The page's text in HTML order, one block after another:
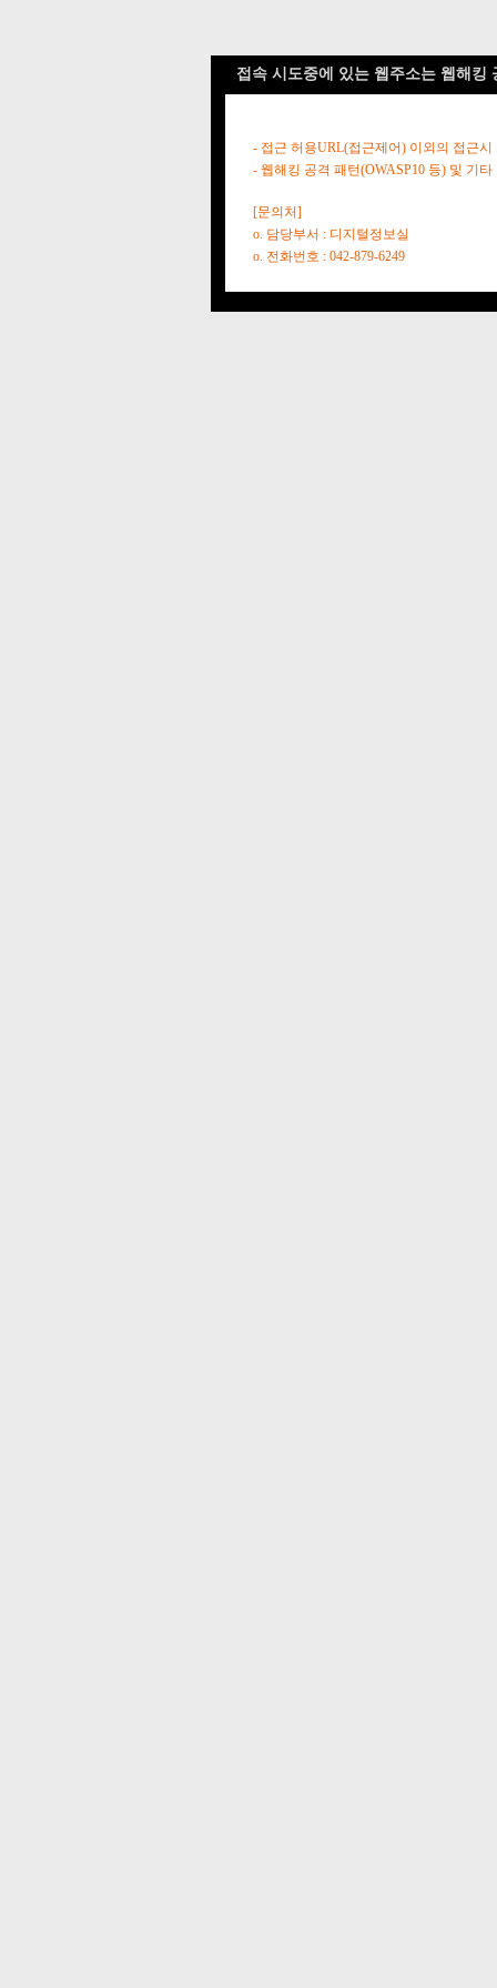
접속 시도중에 있는 웹주소는 웹해킹
- 접근 허용URL(접근제어) 이외의 접근시
- 웹해킹 공격 패턴(OWASP10 등) 및 기
[문의처]
o. 담당부서 : 디지털정보실
o. 전화번호 : 042-879-6249